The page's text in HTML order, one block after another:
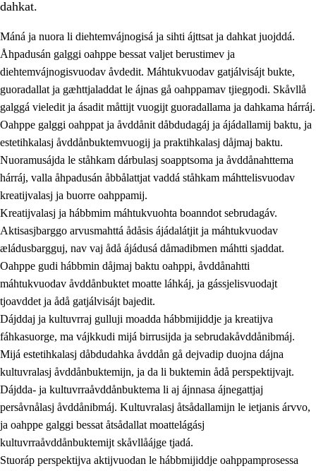
1. Åhpadusá árvvovuodo
1.1 Almasjárvvo
Identitiehtta ja kultuvralasj moattevuohta
1.3 Lájttális ájádallam ja estetihkalasj diedulasjvuohta
Dahkamávvo, berustibme ja diehtemvájnogisvuohta
1.5 Vieledus luonnduj ja birásdiedulasjvuohta
1.6 Demokratijja ja oassálasstem
dahkat.
Máná ja nuora li diehtemvájnogisá ja sihti ájttsat ja dahkat juojddá.
Åhpadusán galggi oahppe bessat valjet berustimev ja
diehtemvájnogisvuodav åvdedit. Máhtukvuodav gatjálvisájt bukte,
guoradallat ja gæhttjaladdat le ájnas gå oahppamav tjiegŋodi. Skåvllå
galggá vieledit ja ásadit måttijt vuogijt guoradallama ja dahkama hárráj.
Oahppe galggi oahppat ja åvddånit dåbdudagáj ja ájádallamij baktu, ja
estetihkalasj åvddånbuktemvuogij ja praktihkalasj dåjmaj baktu.
Nuoramusájda le ståhkam dárbulasj soapptsoma ja åvddånahttema
hárráj, valla åhpadusán åbbålattjat vaddá ståhkam máhttelisvuodav
kreatijvalasj ja buorre oahppamij.
Kreatijvalasj ja hábbmim máhtukvuohta boanndot sebrudagáv.
Aktisasjbarggo arvusmahttá ådåsis ájádalátjit ja máhtukvuodav
æládusbargguj, nav vaj ådå ájádusá dåmadibmen máhtti sjaddat.
Oahppe gudi hábbmin dåjmaj baktu oahppi, åvddånahtti
máhtukvuodav åvddånbuktet moatte láhkáj, ja gássjelisvuodajt
tjoavddet ja ådå gatjálvisájt bajedit.
Dájddaj ja kultuvrraj gulluji moadda hábbmijiddje ja kreatijva
fáhkasuorge, ma vájkkudi mijá birrusijda ja sebrudakåvddånibmáj.
Mijá estetihkalasj dåbdudahka åvddån gå dejvadip duojna dájna
kultuvralasj åvddånbuktemijn, ja da li buktemin ådå perspektijvajt.
Dájdda- ja kultuvrraåvddånbuktema li aj ájnnasa ájnegattjaj
persåvnålasj åvddånibmáj. Kultuvralasj åtsådallamijn le ietjanis árvvo,
ja oahppe galggi bessat åtsådallat moattelágásj
kultuvrraåvddånbuktemijt skåvllåájge tjadá.
Stuoráp perspektijva aktijvuodan le hábbmijiddje oahppamprosessa